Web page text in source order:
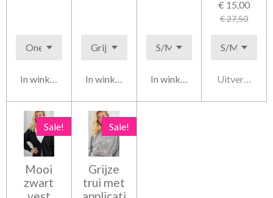
In winkelwagen In winkelwagen In winkelwagen
€ 15,00
€ 27,50
Uitverkocht
Sale!
Mooi
zwart
Sale!
Grijze
trui met